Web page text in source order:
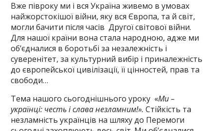
Вже півроку ми і вся Україна живемо в умовах
найжорстокішої війни, яку вся Європа, та й світ,
могли бачити після часів Другої світової війни.
Для нашої країни вона стала народною, адже ми
об’єдналися в боротьбі за незалежність і
суверенітет, за культурний вибір і приналежність
до європейської цивілізації, її цінностей, прав та
свободи…
Тема нашого сьогоднішнього уроку «Ми –
українці: честь і слава незламним!».Стійкість та
незламність українців на шляху до Перемоги